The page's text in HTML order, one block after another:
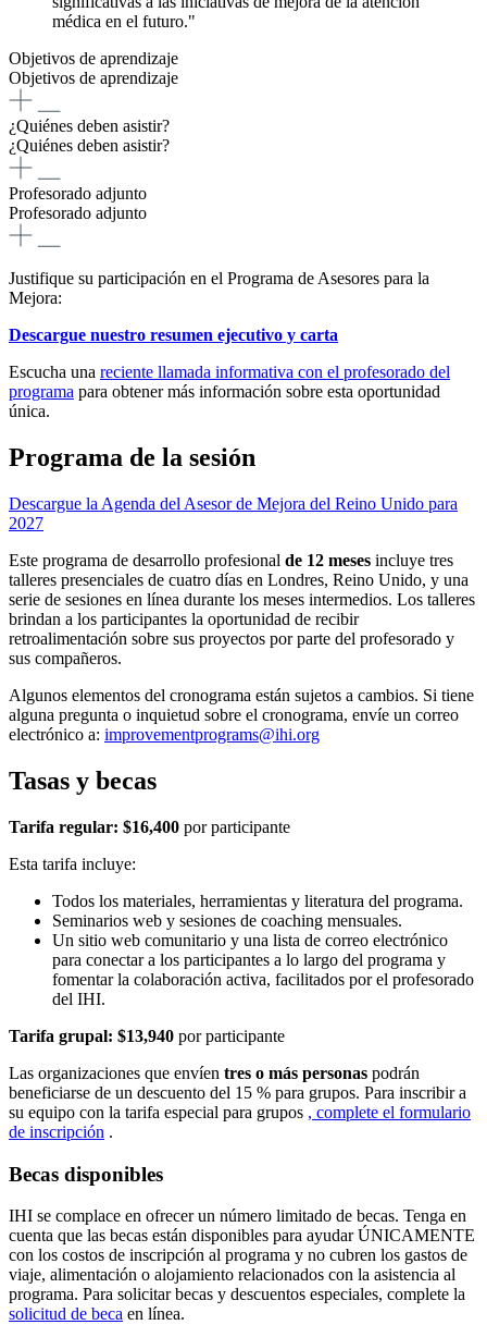
médica en el futuro."
Objetivos de aprendizaje
Objetivos de aprendizaje
¿Quiénes deben asistir?
¿Quiénes deben asistir?
Profesorado adjunto
Profesorado adjunto
Justifique su participación en el Programa de Asesores para la
Mejora:
Descargue nuestro resumen ejecutivo y carta
Escucha una reciente llamada informativa con el profesorado del
programa para obtener más información sobre esta oportunidad
única.
Programa de la sesión
Descargue la Agenda del Asesor de Mejora del Reino Unido para
2027
Este programa de desarrollo profesional de 12 meses incluye tres
talleres presenciales de cuatro días en Londres, Reino Unido, y una
serie de sesiones en línea durante los meses intermedios. Los talleres
brindan a los participantes la oportunidad de recibir
retroalimentación sobre sus proyectos por parte del profesorado y
sus compañeros.
Algunos elementos del cronograma están sujetos a cambios. Si tiene
alguna pregunta o inquietud sobre el cronograma, envíe un correo
electrónico a: improvementprograms@ihi.org
Tasas y becas
Tarifa regular: $16,400 por participante
Esta tarifa incluye:
Todos los materiales, herramientas y literatura del programa.
Seminarios web y sesiones de coaching mensuales.
Un sitio web comunitario y una lista de correo electrónico
para conectar a los participantes a lo largo del programa y
fomentar la colaboración activa, facilitados por el profesorado
del IHI.
Tarifa grupal: $13,940 por participante
Las organizaciones que envíen tres o más personas podrán
beneficiarse de un descuento del 15 % para grupos. Para inscribir a
su equipo con la tarifa especial para grupos , complete el formulario
de inscripción .
Becas disponibles
IHI se complace en ofrecer un número limitado de becas. Tenga en
cuenta que las becas están disponibles para ayudar ÚNICAMENTE
con los costos de inscripción al programa y no cubren los gastos de
viaje, alimentación o alojamiento relacionados con la asistencia al
programa. Para solicitar becas y descuentos especiales, complete la
solicitud de beca en línea.